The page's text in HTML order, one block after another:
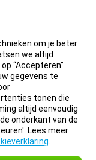
om je beter
we altijd
“Accepteren”
gegevens te
tonen die
altijd eenvoudig
onderkant van de
Lees meer